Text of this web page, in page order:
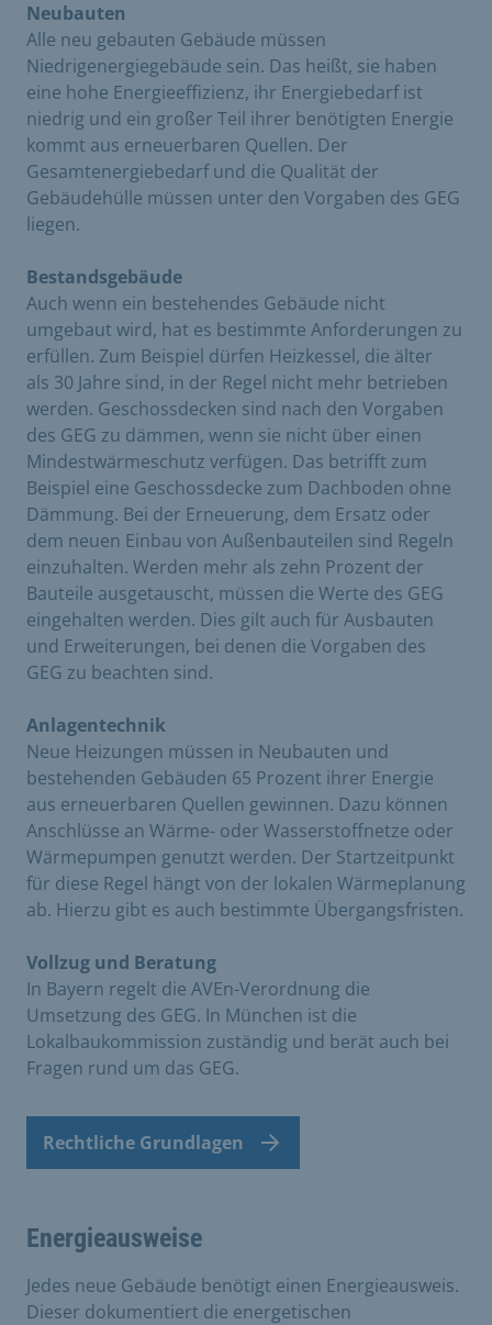
Neubauten
Alle neu gebauten Gebäude müssen
Niedrigenergiegebäude sein. Das heißt, sie haben
eine hohe Energieeffizienz, ihr Energiebedarf ist
niedrig und ein großer Teil ihrer benötigten Energie
kommt aus erneuerbaren Quellen. Der
Gesamtenergiebedarf und die Qualität der
Gebäudehülle müssen unter den Vorgaben des GEG
liegen.
Bestandsgebäude
Auch wenn ein bestehendes Gebäude nicht
umgebaut wird, hat es bestimmte Anforderungen zu
erfüllen. Zum Beispiel dürfen Heizkessel, die älter
als 30 Jahre sind, in der Regel nicht mehr betrieben
werden. Geschossdecken sind nach den Vorgaben
des GEG zu dämmen, wenn sie nicht über einen
Mindestwärmeschutz verfügen. Das betrifft zum
Beispiel eine Geschossdecke zum Dachboden ohne
Dämmung. Bei der Erneuerung, dem Ersatz oder
dem neuen Einbau von Außenbauteilen sind Regeln
einzuhalten. Werden mehr als zehn Prozent der
Bauteile ausgetauscht, müssen die Werte des GEG
eingehalten werden. Dies gilt auch für Ausbauten
und Erweiterungen, bei denen die Vorgaben des
GEG zu beachten sind.
Anlagentechnik
Neue Heizungen müssen in Neubauten und
bestehenden Gebäuden 65 Prozent ihrer Energie
aus erneuerbaren Quellen gewinnen. Dazu können
Anschlüsse an Wärme- oder Wasserstoffnetze oder
Wärmepumpen genutzt werden. Der Startzeitpunkt
für diese Regel hängt von der lokalen Wärmeplanung
ab. Hierzu gibt es auch bestimmte Übergangsfristen.
Vollzug und Beratung
In Bayern regelt die AVEn-Verordnung die
Umsetzung des GEG. In München ist die
Lokalbaukommission zuständig und berät auch bei
Fragen rund um das GEG.
Rechtliche Grundlagen
Energieausweise
Jedes neue Gebäude benötigt einen Energieausweis.
Dieser dokumentiert die energetischen